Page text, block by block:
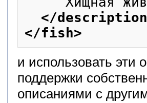
</description
</fish>
и использовать эти
поддержки
описаниями с